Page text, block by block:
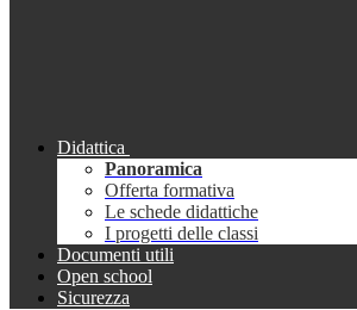
Didattica
Panoramica
Offerta formativa
Le schede didattiche
I progetti delle classi
Documenti utili
Open school
Sicurezza